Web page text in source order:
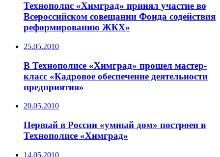
Технополис «Химград» принял участие во
Всероссийском совещании Фонда содействия
реформированию ЖКХ»
25.05.2010
В Технополисе «Химград» прошел мастер-
класс «Кадровое обеспечение деятельности
предприятия»
20.05.2010
Первый в России «умный дом» построен в
Технополисе «Химград»
14.05.2010